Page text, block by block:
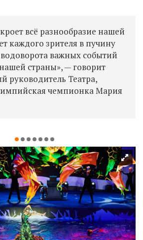
всё разнообразие нашей
каждого зрителя в пучину
важных событий
страны», — говорит
руководитель Театра,
чемпионка Мария